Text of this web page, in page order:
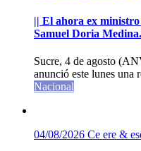
|| El ahora ex
Samuel Doria Medina.
Sucre, 4 de agosto
anunció este lunes una
Nacional
04/08/2026 Ce ere &